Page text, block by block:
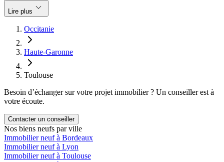
Lire plus keyboard_arrow_down
Occitanie
Haute-Garonne
Toulouse
Besoin d’échanger sur votre projet immobilier ? Un conseiller est à
votre écoute.
Contacter un conseiller
Nos biens neufs par ville
Immobilier neuf à Bordeaux
Immobilier neuf à Lyon
Immobilier neuf à Toulouse